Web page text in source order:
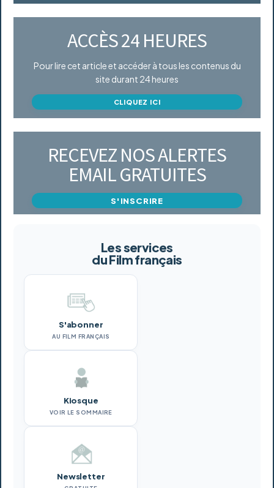
ACCÈS 24 HEURES
Pour lire cet article et accéder à tous les contenus du
site durant 24 heures
CLIQUEZ ICI
RECEVEZ NOS ALERTES
EMAIL GRATUITES
S'INSCRIRE
Les services
du Film français
S'abonner
AU FILM FRANÇAIS
Kiosque
VOIR LE SOMMAIRE
Newsletter